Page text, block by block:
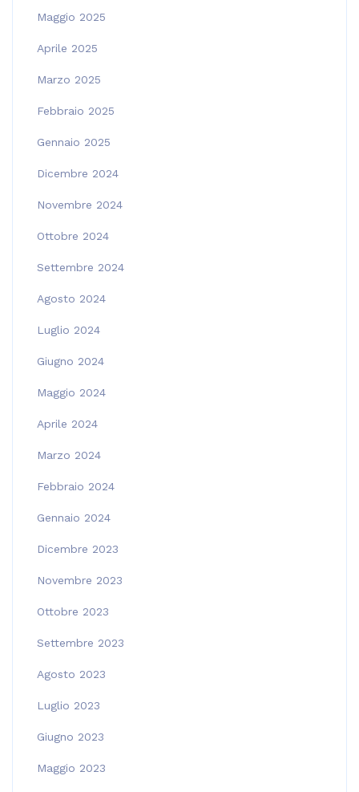
Maggio 2025
Aprile 2025
Marzo 2025
Febbraio 2025
Gennaio 2025
Dicembre 2024
Novembre 2024
Ottobre 2024
Settembre 2024
Agosto 2024
Luglio 2024
Giugno 2024
Maggio 2024
Aprile 2024
Marzo 2024
Febbraio 2024
Gennaio 2024
Dicembre 2023
Novembre 2023
Ottobre 2023
Settembre 2023
Agosto 2023
Luglio 2023
Giugno 2023
Maggio 2023